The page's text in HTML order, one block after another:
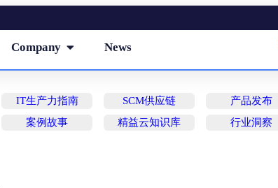
Company News
IT生产力指南 SCM供应链 产品发布
案例故事 精益云知识库 行业洞察